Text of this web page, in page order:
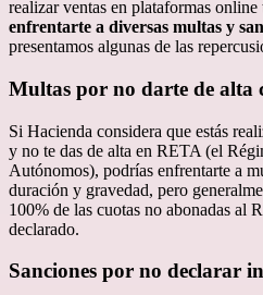
realizar ventas en plataformas
enfrentarte a diversas multas y
presentamos algunas de las
Multas por no darte de alta
Si Hacienda considera que estás
y no te das de alta en RETA (el
Autónomos), podrías enfrentarte a
duración y gravedad, pero
100% de las cuotas no abonadas al
declarado.
Sanciones por no declarar